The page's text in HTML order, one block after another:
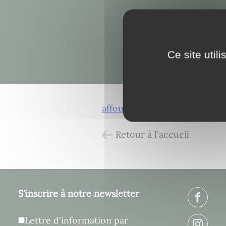
affouages-inscriptions-sur-
Retour à l'accueil
S'inscrire à notre newsletter
Lettre d'information par
Ce site